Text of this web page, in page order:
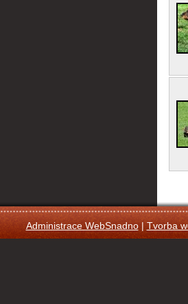
Administrace WebSnadno|Tvorba